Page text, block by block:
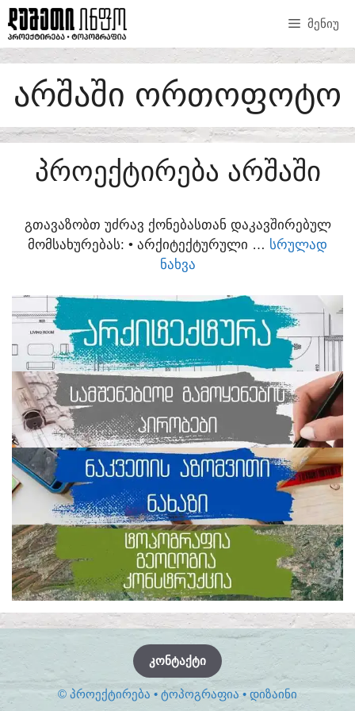
SKIP
TO
CONTENT
ᲛᲔᲜᲘᲣ
ᲐᲠᲨᲐᲨᲘ ᲝᲠᲗᲝᲤᲝᲢᲝ
ᲞᲠᲝᲔᲥᲢᲘᲠᲔᲑᲐ ᲐᲠᲨᲐᲨᲘ
ᲒᲗᲐᲕᲐᲖᲝᲑᲗ ᲣᲫᲠᲐᲕ ᲥᲝᲜᲔᲑᲐᲡᲗᲐᲜ ᲓᲐᲙᲐᲕᲨᲘᲠᲔᲑᲣᲚ
ᲛᲝᲛᲡᲐᲮᲣᲠᲔᲑᲐᲡ:​ • ᲐᲠᲥᲘᲢᲔᲥᲢᲣᲠᲣᲚᲘ … ᲡᲠᲣᲚᲐᲓ
ᲜᲐᲮᲕᲐ
ᲙᲝᲜᲢᲐᲥᲢᲘ
© ᲞᲠᲝᲔᲥᲢᲘᲠᲔᲑᲐ • ᲢᲝᲞᲝᲒᲠᲐᲤᲘᲐ • ᲓᲘᲖᲐᲘᲜᲘ